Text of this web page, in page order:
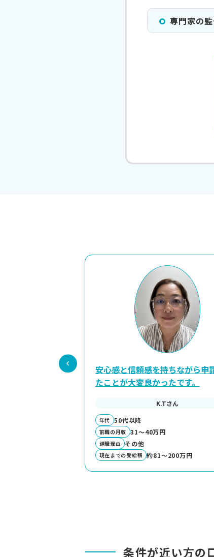
専門家の
安心感と信頼感を持ちながら申
たことが大変良かったです。
K.Tさん
年代 50代以降
前職の月収 31～40万円
退職理由 その他
現在までの受給額 約81～200万円
条件が近い方の